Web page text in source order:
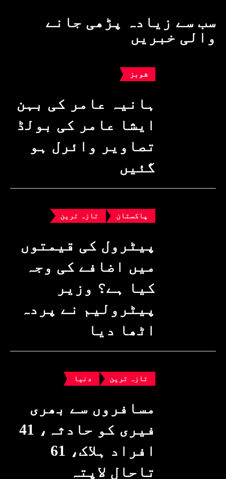
سب سے زیادہ پڑھی جانے
والی خبریں
شوبز
ہانیہ عامر کی بہن
ایشا عامر کی بولڈ
تصاویر وائرل ہو
گئیں
پاکستان تازہ ترین
پیٹرول کی قیمتوں
میں اضافے کی وجہ
کیا ہے؟ وزیرِ
پیٹرولیم نے پردہ
اٹھا دیا
تازہ ترین دنیا
مسافروں سے بھری
فیری کو حادثہ، 41
افراد ہلاک، 61
تاحال لاپتہ